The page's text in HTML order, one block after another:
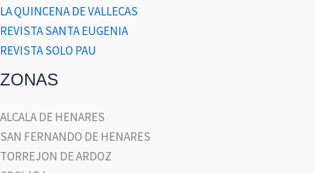
LA QUINCENA DE VALLECAS
REVISTA SANTA EUGENIA
REVISTA SOLO PAU
ZONAS
ALCALA DE HENARES
SAN FERNANDO DE HENARES
TORREJON DE ARDOZ